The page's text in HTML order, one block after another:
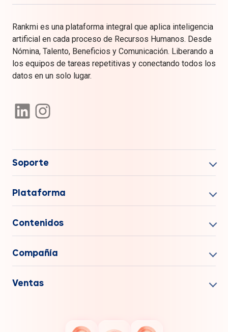
Rankmi es una plataforma integral que aplica inteligencia
artificial en cada proceso de Recursos Humanos. Desde
Nómina, Talento, Beneficios y Comunicación. Liberando a
los equipos de tareas repetitivas y conectando todos los
datos en un solo lugar.
Soporte
Plataforma
Contenidos
Compañía
Ventas